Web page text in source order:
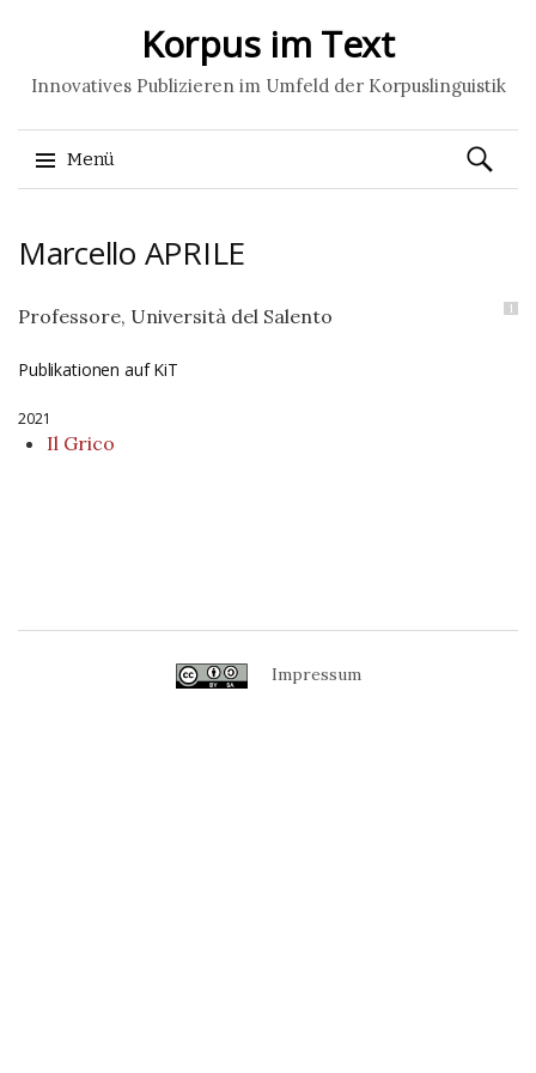
Korpus im Text
Innovatives Publizieren im Umfeld der Korpuslinguistik
Menü
zum
Suchen
nach:
Marcello APRILE
1
Professore, Università del Salento
Publikationen auf KiT
2021
Il Grico
Impressum